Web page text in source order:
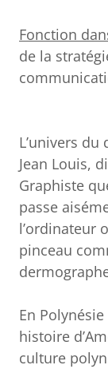
Fonction
de la
L’univers
Jean Louis,
Graphiste
passe
l’ordinateur
pinceau
En
histoire
culture